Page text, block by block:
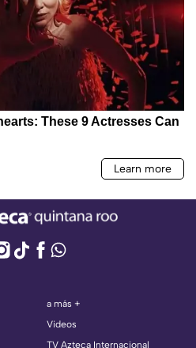
a más +
Videos
TV Azteca Internacional